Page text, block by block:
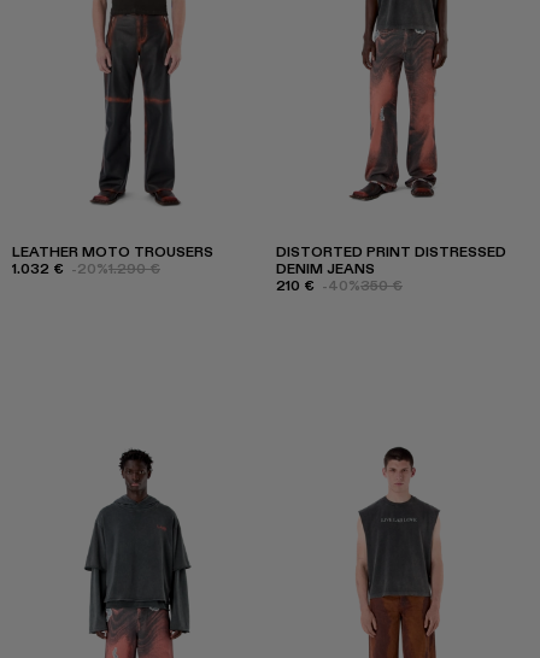
LEATHER MOTO TROUSERS
1.032 € -20%1.290 €
DISTORTED PRINT DISTRESSED
DENIM JEANS
210 € -40%350 €